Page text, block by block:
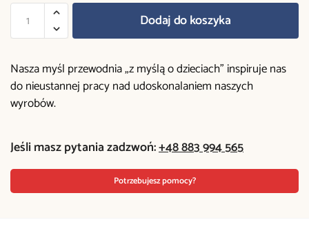
Dodaj do koszyka
Nasza myśl przewodnia „z myślą o dzieciach” inspiruje nas
do nieustannej pracy nad udoskonalaniem naszych
wyrobów.
Jeśli masz pytania zadzwoń:+48 883 994 565
Potrzebujesz pomocy?